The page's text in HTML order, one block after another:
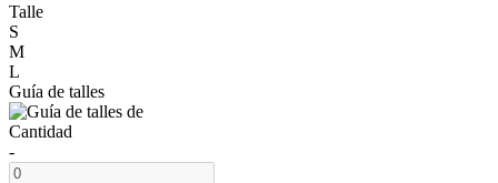
Talle
S
M
L
Guía de talles
Cantidad
-